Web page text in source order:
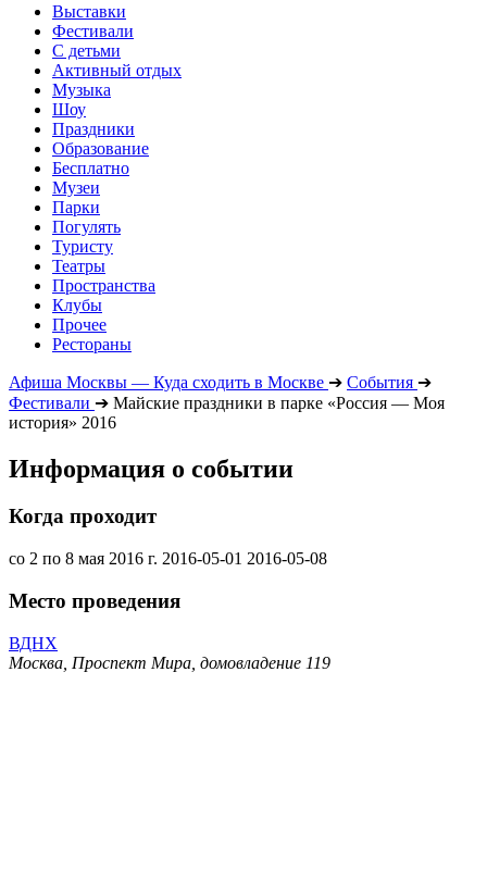
Выставки
Фестивали
С детьми
Активный отдых
Музыка
Шоу
Праздники
Образование
Бесплатно
Музеи
Парки
Погулять
Туристу
Театры
Пространства
Клубы
Прочее
Рестораны
Афиша Москвы — Куда сходить в Москве ➔ События ➔
Фестивали ➔ Майские праздники в парке «Россия — Моя
история» 2016
Информация о событии
Когда проходит
со 2 по 8 мая 2016 г. 2016-05-01 2016-05-08
Место проведения
ВДНХ
Москва, Проспект Мира, домовладение 119